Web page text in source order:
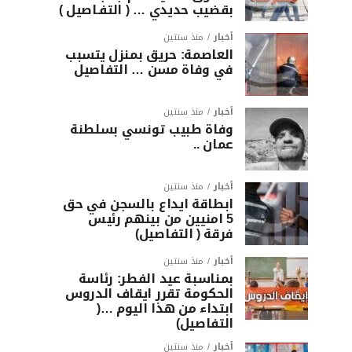
بقضيب حديدي … ( التفـاصيل )
أخبار منذ سنتين
العاصمة: حريق بمنزل يتسبب
في وفاة مسن … التفاصيل
أخبار منذ سنتين
وفاة طبيب تونسي بسلطنة
عمان ..
أخبار منذ سنتين
ابطاقة ايداع بالسجن في حق
5 امنيين من بينهم رئيس
فرقة ( التفاصيل)
أخبار منذ سنتين
بمناسبة عيد الفطر: رئاسة
الحكومة تقرر ايقاف الدروس
ابتداء من هذا اليوم …(
التفاصيل)
أخبار منذ سنتين